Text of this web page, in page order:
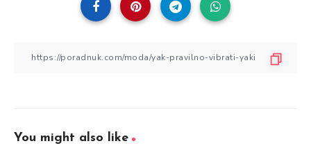
You might also like